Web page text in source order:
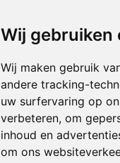
Wij gebruiken
Wij maken gebruik
andere tracking-
uw surfervaring op
verbeteren, om
inhoud en
om ons